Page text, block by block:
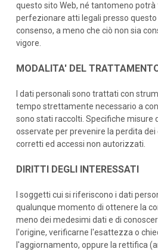
questo sito Web, né tantomeno potrà
perfezionare atti legali presso
consenso, a meno che ciò non sia
vigore.
MODALITA' DEL
I dati personali sono trattati con
tempo strettamente necessario a
sono stati raccolti. Specifiche misure
osservate per prevenire la perdita dei
corretti ed accessi non autorizzati.
DIRITTI DEGLI INTERESSATI
I soggetti cui si riferiscono i dati
qualunque momento di ottenere la
meno dei medesimi dati e di
l'origine, verificarne l'esattezza o
l'aggiornamento, oppure la rettifica